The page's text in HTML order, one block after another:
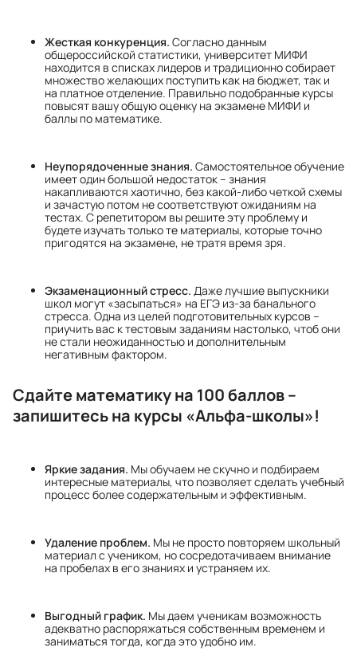
Жесткая конкуренция. Согласно данным
общероссийской статистики, университет МИФИ
находится в списках лидеров и традиционно собирает
множество желающих поступить как на бюджет, так и
на платное отделение. Правильно подобранные курсы
повысят вашу общую оценку на экзамене МИФИ и
баллы по математике.
Неупорядоченные знания. Самостоятельное обучение
имеет один большой недостаток – знания
накапливаются хаотично, без какой-либо четкой схемы
и зачастую потом не соответствуют ожиданиям на
тестах. С репетитором вы решите эту проблему и
будете изучать только те материалы, которые точно
пригодятся на экзамене, не тратя время зря.
Экзаменационный стресс. Даже лучшие выпускники
школ могут «засыпаться» на ЕГЭ из-за банального
стресса. Одна из целей подготовительных курсов –
приучить вас к тестовым заданиям настолько, чтоб они
не стали неожиданностью и дополнительным
негативным фактором.
Сдайте математику на 100 баллов –
запишитесь на курсы «Альфа-школы»!
Яркие задания. Мы обучаем не скучно и подбираем
интересные материалы, что позволяет сделать учебный
процесс более содержательным и эффективным.
Удаление проблем. Мы не просто повторяем школьный
материал с учеником, но сосредотачиваем внимание
на пробелах в его знаниях и устраняем их.
Выгодный график. Мы даем ученикам возможность
адекватно распоряжаться собственным временем и
заниматься тогда, когда это удобно им.